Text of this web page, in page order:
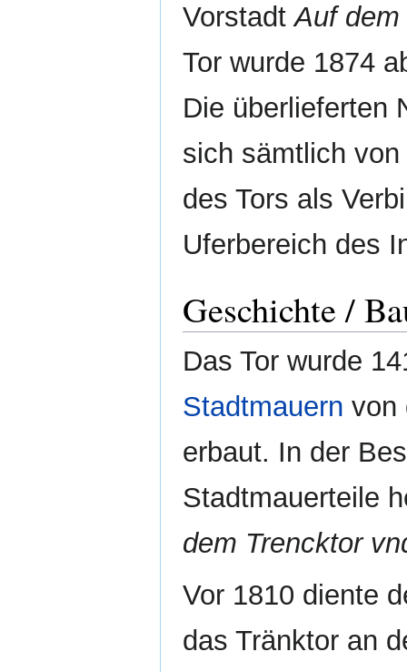
VorstadtAuf
Tor wurde 1874
Die überlieferten
sich sämtlich
des Tors als
Uferbereich des
Geschichte /
Das Tor wurde
Stadtmauern von
erbaut. In der
Stadtmauerteile
dem Trencktor
Vor 1810 diente
das Tränktor an